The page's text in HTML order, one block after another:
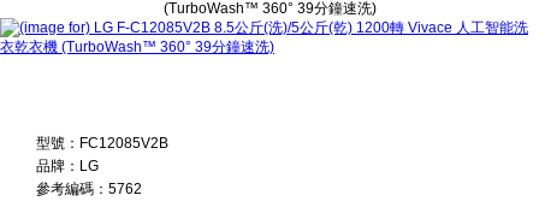
(TurboWash™ 360° 39分鐘速洗)
型號：FC12085V2B
品牌：LG
參考編碼：5762